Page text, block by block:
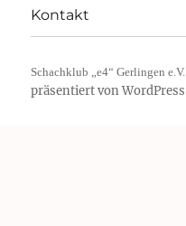
Kontakt
Schachklub „e4“ Gerlingen e.V.
präsentiert von WordPress